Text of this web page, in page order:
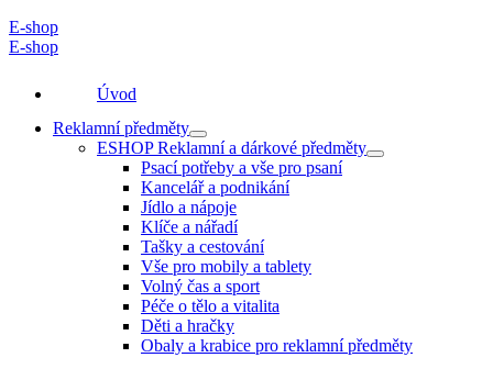
E-shop
E-shop
Úvod
Reklamní předměty
ESHOP Reklamní a dárkové předměty
Psací potřeby a vše pro psaní
Kancelář a podnikání
Jídlo a nápoje
Klíče a nářadí
Tašky a cestování
Vše pro mobily a tablety
Volný čas a sport
Péče o tělo a vitalita
Děti a hračky
Obaly a krabice pro reklamní předměty